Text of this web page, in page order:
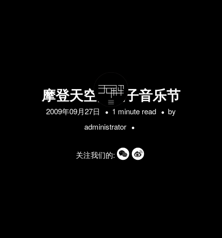
摩登天空的电子音乐节
2009年09月27日 1 minute read
by
administrator
关注我们的: